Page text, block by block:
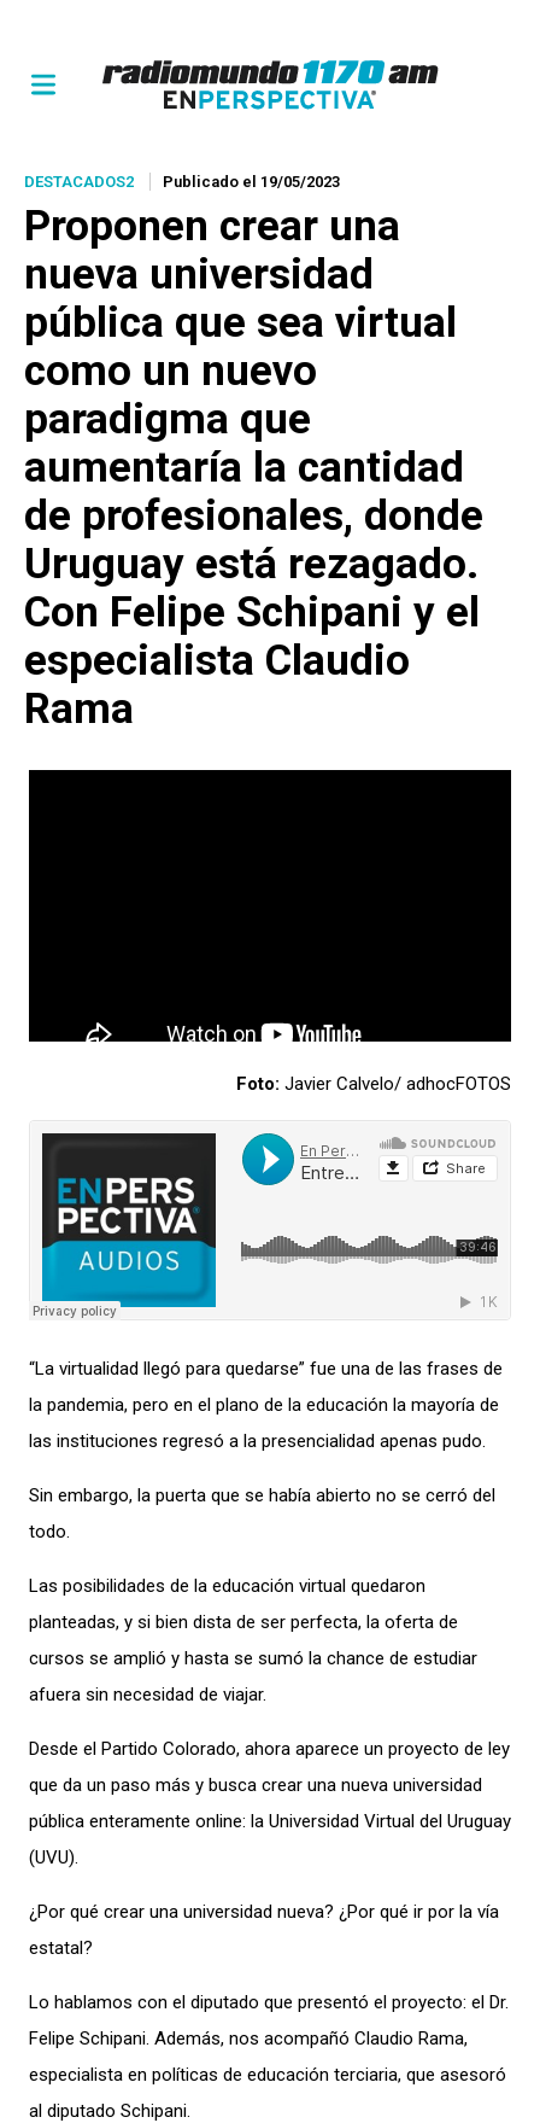
DESTACADOS2 Publicado el 19/05/2023
Proponen crear una
nueva universidad
pública que sea virtual
como un nuevo
paradigma que
aumentaría la cantidad
de profesionales, donde
Uruguay está rezagado.
Con Felipe Schipani y el
especialista Claudio
Rama
Foto: Javier Calvelo/ adhocFOTOS
“La virtualidad llegó para quedarse” fue una de las frases de
la pandemia, pero en el plano de la educación la mayoría de
las instituciones regresó a la presencialidad apenas pudo.
Sin embargo, la puerta que se había abierto no se cerró del
todo.
Las posibilidades de la educación virtual quedaron
planteadas, y si bien dista de ser perfecta, la oferta de
cursos se amplió y hasta se sumó la chance de estudiar
afuera sin necesidad de viajar.
Desde el Partido Colorado, ahora aparece un proyecto de ley
que da un paso más y busca crear una nueva universidad
pública enteramente online: la Universidad Virtual del Uruguay
(UVU).
¿Por qué crear una universidad nueva? ¿Por qué ir por la vía
estatal?
Lo hablamos con el diputado que presentó el proyecto: el Dr.
Felipe Schipani. Además, nos acompañó Claudio Rama,
especialista en políticas de educación terciaria, que asesoró
al diputado Schipani.